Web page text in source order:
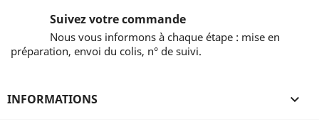
Suivez votre commande
Nous vous informons à chaque étape : mise en
préparation, envoi du colis, n° de suivi.
INFORMATIONS 